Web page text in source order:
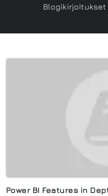
Blogikirjoitukset
Power BI Features in